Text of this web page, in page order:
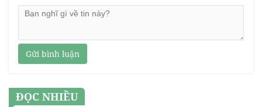
Gửi bình luận
ĐỌC NHIỀU